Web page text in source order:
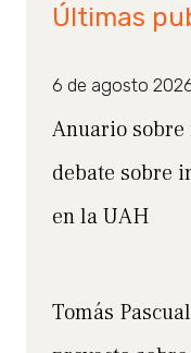
Últimas
6 de agosto
Anuario
debate sobre
en la UAH
Tomás